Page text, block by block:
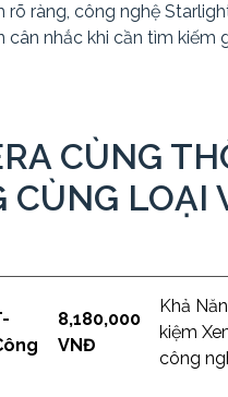
rõ ràng, công nghệ
cân nhắc khi cần tìm kiếm
CÙNG
CÙNG LOẠI
8,180,000
VNĐ
Khả
kiệm
công